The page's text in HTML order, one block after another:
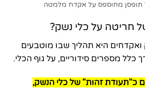
תופסן מחוספס על אקדח מלמטה
חריטה על כלי נשק?
היא תהליך שבו מוטבעים
כלל מספרים סידוריים, על גוף הכלי.
כ"תעודת זהות" של כלי הנשק,